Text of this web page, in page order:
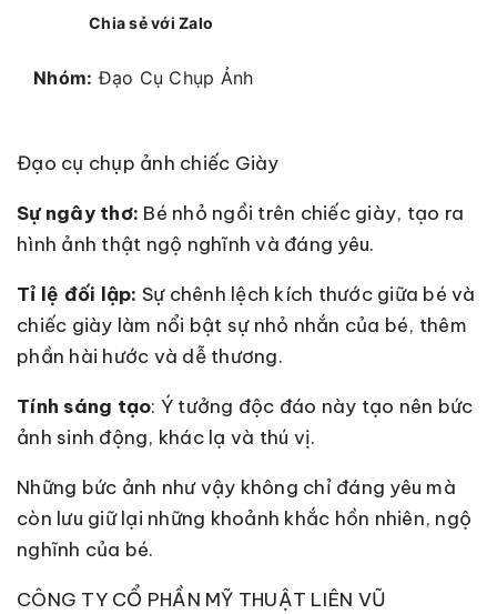
Chia sẻ với Zalo
Nhóm: Đạo Cụ Chụp Ảnh
Đạo cụ chụp ảnh chiếc Giày
Sự ngây thơ: Bé nhỏ ngồi trên chiếc giày, tạo ra
hình ảnh thật ngộ nghĩnh và đáng yêu.
Tỉ lệ đối lập: Sự chênh lệch kích thước giữa bé và
chiếc giày làm nổi bật sự nhỏ nhắn của bé, thêm
phần hài hước và dễ thương.
Tính sáng tạo: Ý tưởng độc đáo này tạo nên bức
ảnh sinh động, khác lạ và thú vị.
Những bức ảnh như vậy không chỉ đáng yêu mà
còn lưu giữ lại những khoảnh khắc hồn nhiên, ngộ
nghĩnh của bé.
CÔNG TY CỔ PHẦN MỸ THUẬT LIÊN VŨ